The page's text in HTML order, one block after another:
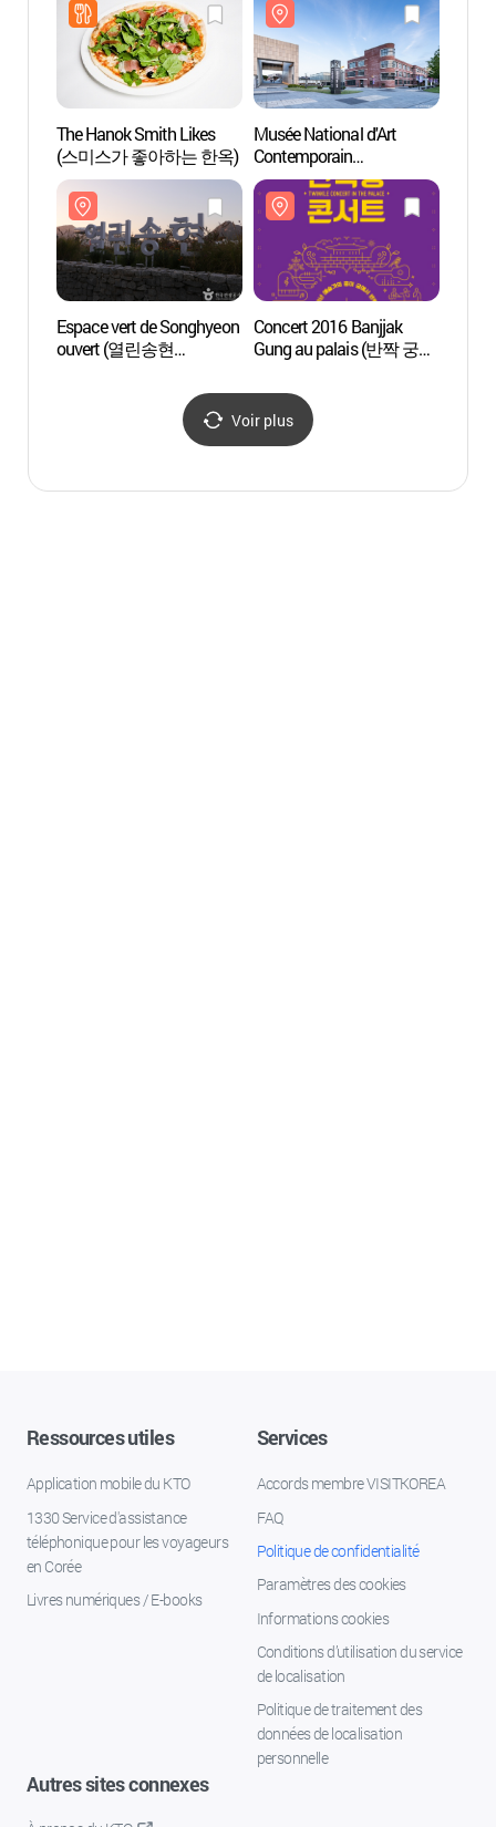
연구소)
The Hanok Smith Likes
(스미스가 좋아하는 한옥)
Musée National d'Art
Contemporain
(국립현대미술관 서울관)
Espace vert de Songhyeon
ouvert (열린송현
Concert 2016 Banjjak
Gung au palais (반짝 궁
Voir plus
Ressources utiles
Application mobile du KTO
1330 Service d'assistance
téléphonique pour les voyageurs
en Corée
Livres numériques / E-books
Services
Accords membre VISITKOREA
FAQ
Politique de confidentialité
Paramètres des cookies
Informations cookies
Conditions d’utilisation du service
de localisation
Politique de traitement des
données de localisation
personnelle
Autres sites connexes